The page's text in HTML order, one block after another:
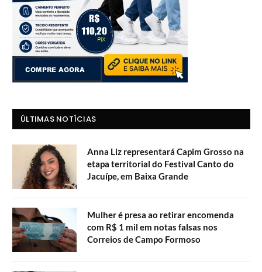
ÚLTIMAS NOTÍCIAS
Anna Liz representará Capim Grosso na
etapa territorial do Festival Canto do
Jacuípe, em Baixa Grande
Mulher é presa ao retirar encomenda
com R$ 1 mil em notas falsas nos
Correios de Campo Formoso